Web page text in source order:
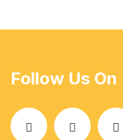
Follow Us On